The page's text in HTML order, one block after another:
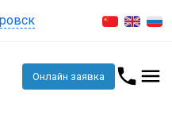
Онлайн заявка